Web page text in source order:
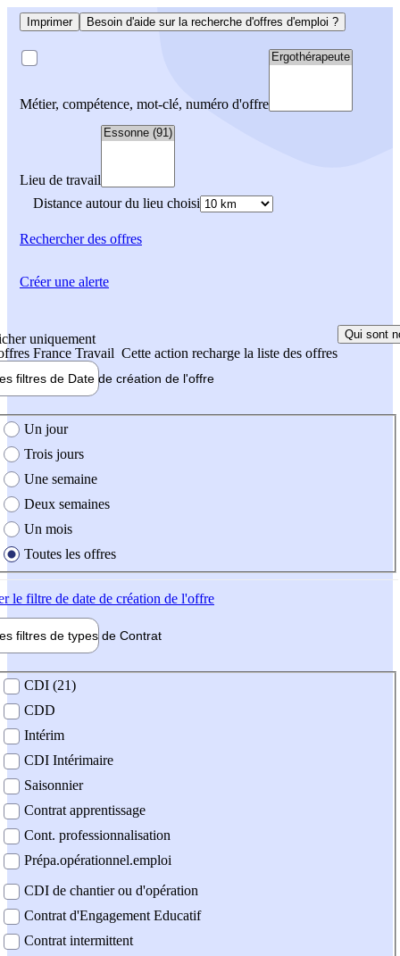
Imprimer Besoin d'aide sur la recherche d'offres d'emploi ?
Métier, compétence, mot-clé, numéro d'offre
Lieu de travail
Distance autour du lieu choisi
Rechercherdes offres
uniquement
France Travail Cette action recharge la liste des offres
Qui sont
filtres de Date de création de l'offre
création de l'offre
Un jour
Trois jours
Une semaine
Deux semaines
Un mois
Toutes les offres
le filtre de date de création de l'offre
filtres de types de Contrat
contrat
CDI (21)
CDD
Intérim
CDI Intérimaire
Saisonnier
Contrat apprentissage
Cont. professionnalisation
Prépa.opérationnel.emploi
CDI de chantier ou d'opération
Contrat d'Engagement Educatif
Contrat intermittent
Créer une alerte